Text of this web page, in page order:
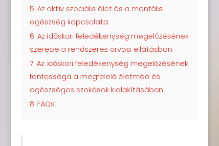
5 Az aktív szociális élet és a mentális
egészség kapcsolata
6 Az időskori feledékenység megelőzésének
szerepe a rendszeres orvosi ellátásban
7 Az időskori feledékenység megelőzésének
fontossága a megfelelő életmód és
egészséges szokások kialakításában
8 FAQs